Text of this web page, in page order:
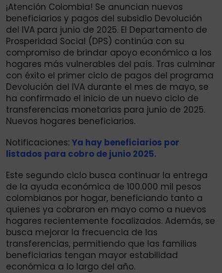
¡Atención Colombia! Se anuncian nuevos
beneficiarios y pagos del subsidio Devolución
del IVA para junio de 2025. El Departamento de
Prosperidad Social (DPS) continúa con su
compromiso de brindar apoyo económico a los
hogares más vulnerables del país. Tras culminar
con éxito el primer ciclo de pagos del programa
Devolución del IVA durante el mes de mayo, se
ha confirmado el inicio de un nuevo ciclo de
transferencias monetarias para junio de 2025.
Nuevos hogares beneficiarios.
Notificaciones: Ya hay beneficiarios por
listados para cobro de junio 2025.
Este segundo ciclo busca continuar la entrega
de la ayuda económica de 100.000 mil pesos
colombianos por hogar, beneficiando tanto a
quienes ya cobraron en mayo como a nuevos
hogares recientemente focalizados. Además, se
busca mejorar la frecuencia de las
transferencias, permitiendo que las familias
beneficiarias tengan mayor estabilidad
económica a lo largo del año.